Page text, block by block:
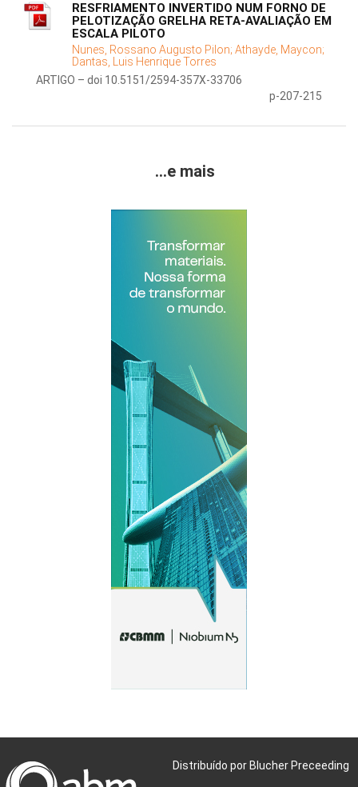
RESFRIAMENTO INVERTIDO NUM FORNO DE
PELOTIZAÇÃO GRELHA RETA-AVALIAÇÃO EM
ESCALA PILOTO
Nunes, Rossano Augusto Pilon; Athayde, Maycon;
Dantas, Luis Henrique Torres
ARTIGO – doi 10.5151/2594-357X-33706
p-207-215
...e mais
Distribuído por Blucher Preceeding